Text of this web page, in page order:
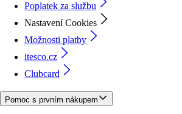
Poplatek za službu
Nastavení Cookies
Možnosti platby
itesco.cz
Clubcard
Pomoc s prvním nákupem